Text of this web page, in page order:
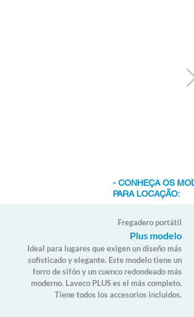
- CONHEÇA OS
PARA LOCAÇÃO:
Fregadero portátil
Plus modelo
Ideal para lugares que exigen un diseño más
sofisticado y elegante. Este modelo tiene un
forro de sifón y un cuenco redondeado más
moderno. Laveco PLUS es el más completo.
Tiene todos los accesorios incluidos.